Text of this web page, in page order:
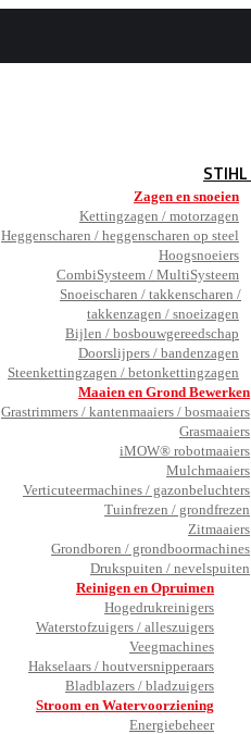
STIHL
Zagen en snoeien
Kettingzagen / motorzagen
Heggenscharen / heggenscharen op steel
Hoogsnoeiers
CombiSysteem / MultiSysteem
Snoeischaren / takkenscharen /
takkenzagen / snoeizagen
Bijlen / bosbouwgereedschap
Doorslijpers / bandenzagen
Steenkettingzagen / betonkettingzagen
Maaien en Grond Bewerken
Grastrimmers / kantenmaaiers / bosmaaiers
Grasmaaiers
iMOW® robotmaaiers
Mulchmaaiers
Verticuteermachines / gazonbeluchters
Tuinfrezen / grondfrezen
Zitmaaiers
Grondboren / grondboormachines
Drukspuiten / nevelspuiten
Reinigen en Opruimen
Hogedrukreinigers
Waterstofzuigers / alleszuigers
Veegmachines
Hakselaars / houtversnipperaars
Bladblazers / bladzuigers
Stroom en Watervoorziening
Energiebeheer